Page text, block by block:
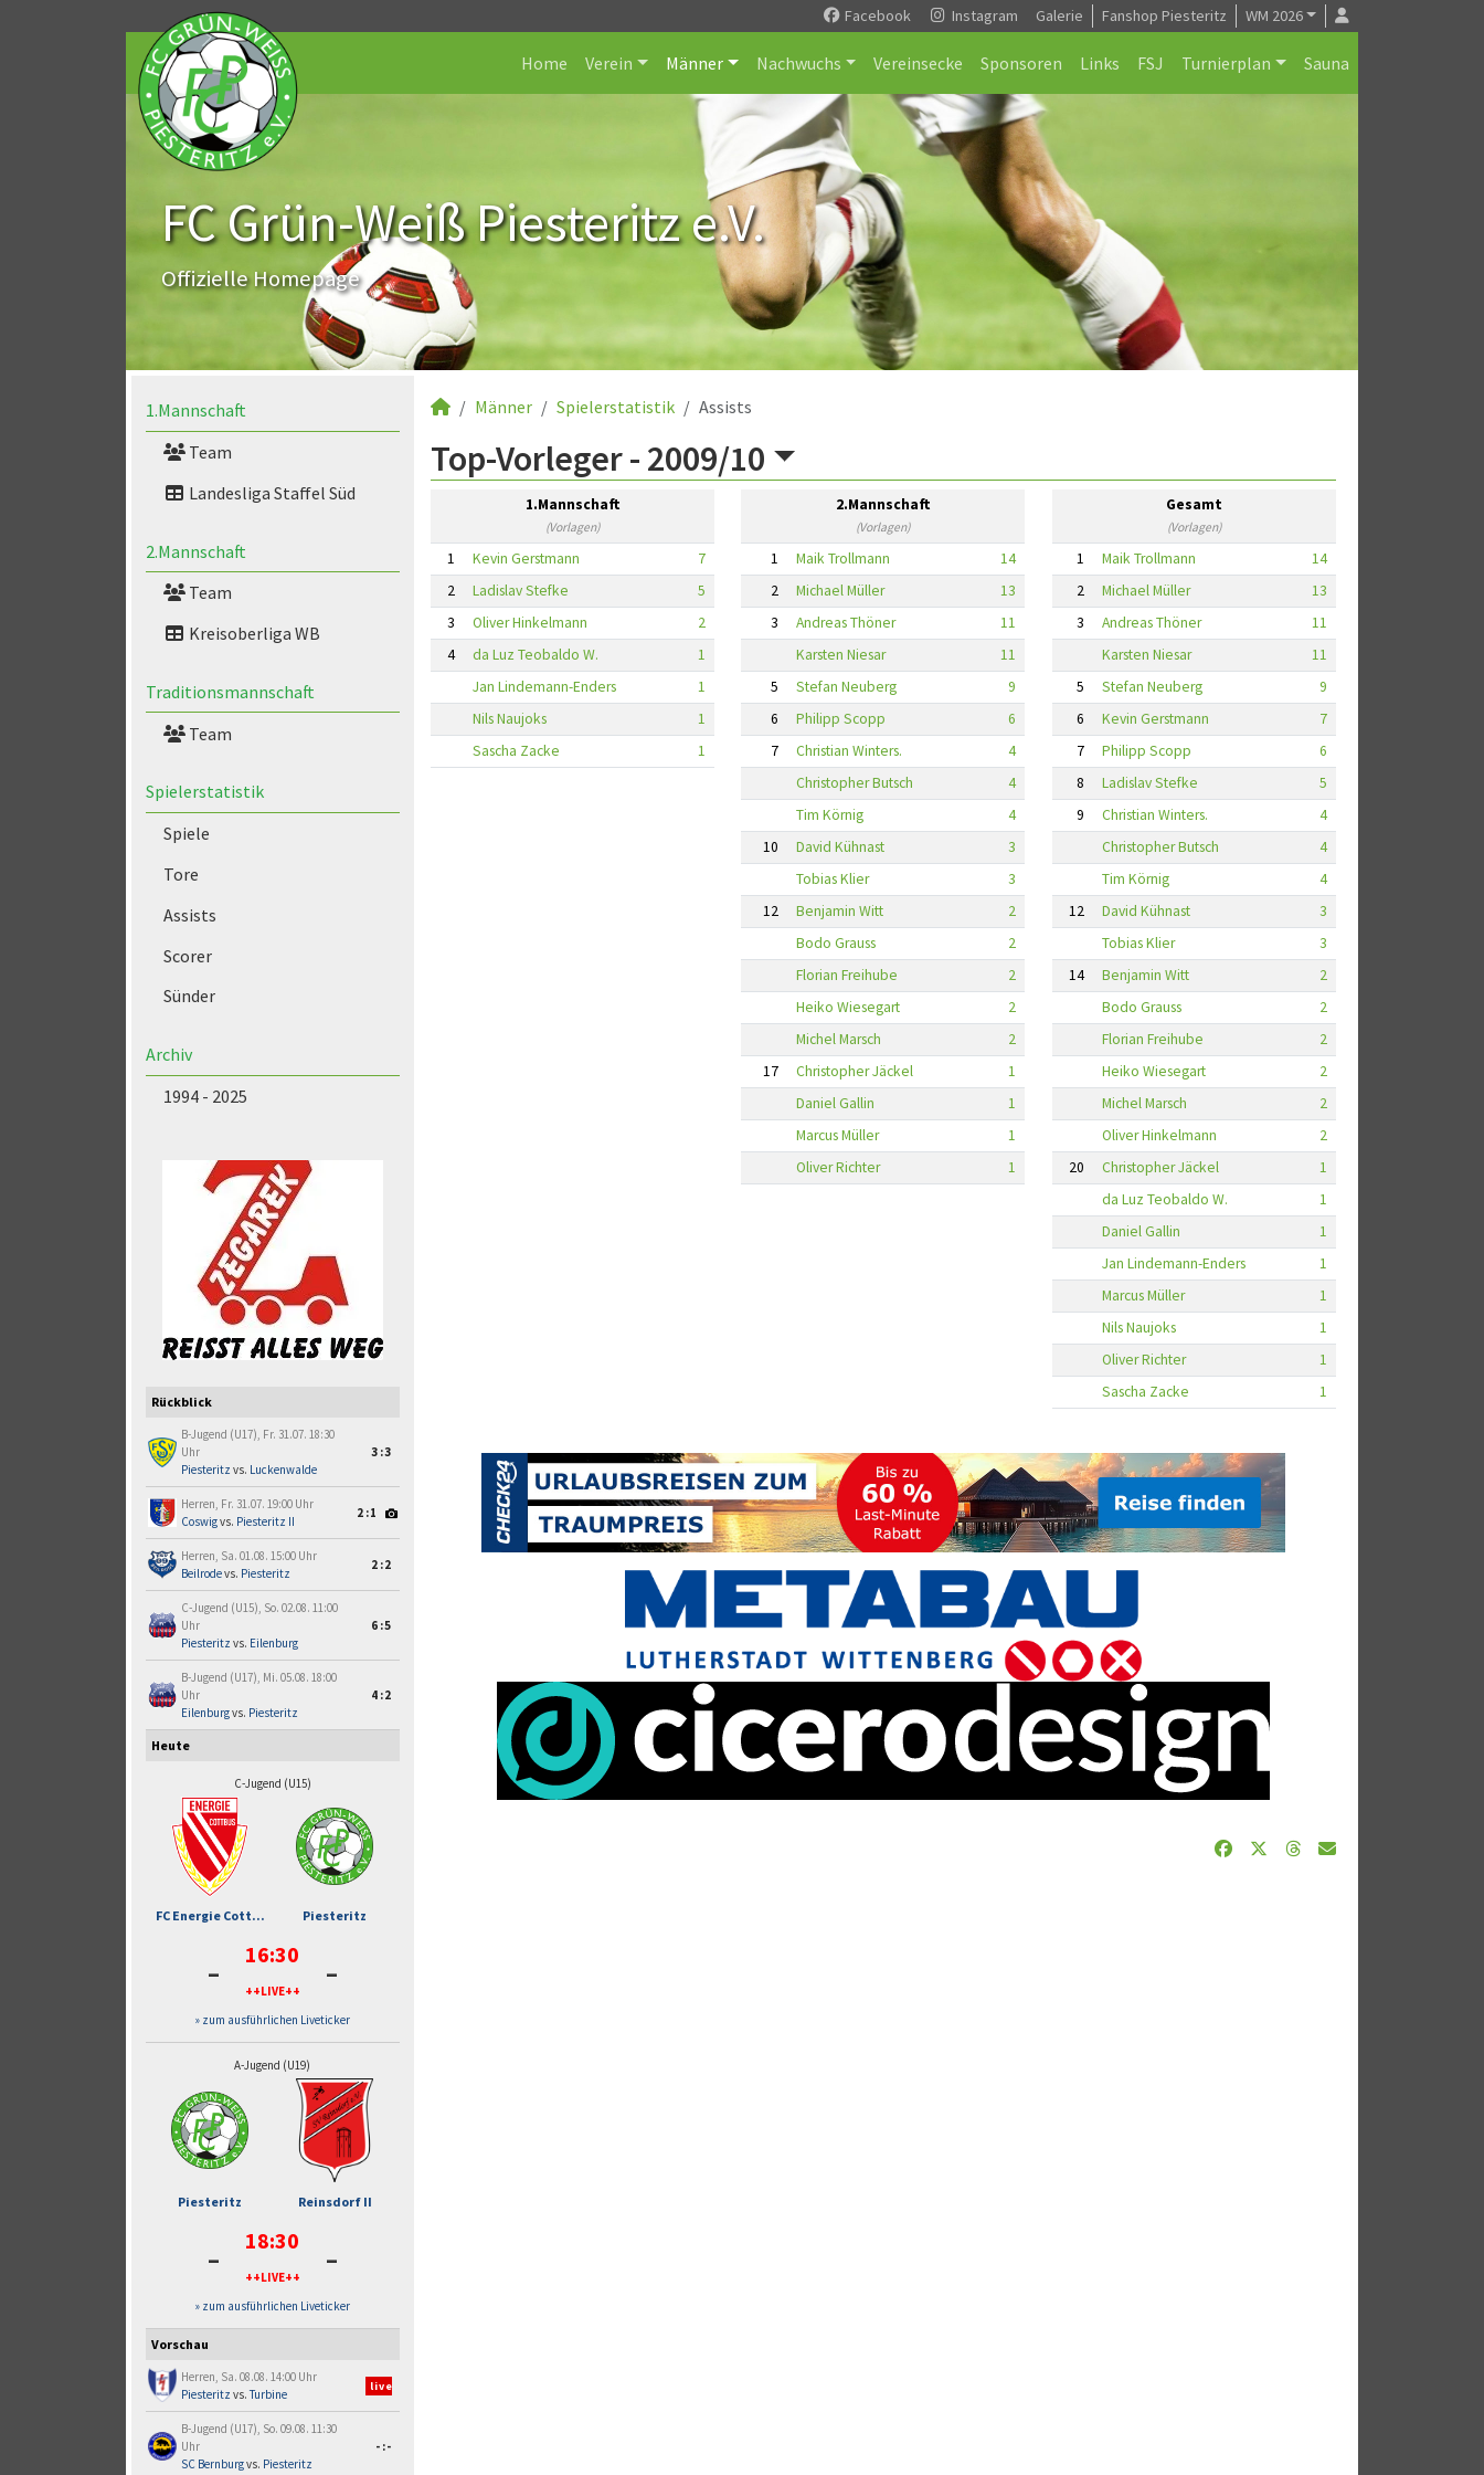
Facebook Instagram Galerie Fanshop Piesteritz WM 2026
Home Verein Männer Nachwuchs Vereinsecke Sponsoren Links FSJ Turnierplan Sauna
FC Grün-Weiß Piesteritz e.V.
Offizielle Homepage
1.Mannschaft
Team
Landesliga Staffel Süd
2.Mannschaft
Team
Kreisoberliga WB
Traditionsmannschaft
Team
Spielerstatistik
Spiele
Tore
Assists
Scorer
Sünder
Archiv
1994 - 2025
Rückblick
B-Jugend (U17), Fr. 31.07. 18:30
Uhr
Piesteritz vs. Luckenwalde
3:3
Herren, Fr. 31.07. 19:00 Uhr
Coswigvs. Piesteritz II
2:1
Herren, Sa. 01.08. 15:00 Uhr
Beilrodevs. Piesteritz
2:2
C-Jugend (U15), So. 02.08. 11:00
Uhr
Piesteritz vs. Eilenburg
6:5
B-Jugend (U17), Mi. 05.08. 18:00
Uhr
Eilenburgvs. Piesteritz
4:2
Heute
C-Jugend (U15)
FC Energie Cott... Piesteritz
- 16:30
++LIVE++ -
» zum ausführlichen Liveticker
A-Jugend (U19)
Piesteritz Reinsdorf II
- 18:30
++LIVE++ -
» zum ausführlichen Liveticker
Vorschau
Herren, Sa. 08.08. 14:00 Uhr
Piesteritz vs.Turbine
live
B-Jugend (U17), So. 09.08. 11:30
Uhr
SC Bernburgvs. Piesteritz
-:-
Männer Spielerstatistik Assists
Top-Vorleger - 2009/10
1.Mannschaft
(Vorlagen)
1 Kevin Gerstmann
7
2
Ladislav Stefke
5
3
Oliver Hinkelmann
2
4
da Luz Teobaldo W.
1
Jan Lindemann-Enders
1
Nils Naujoks
1
Sascha Zacke
1
2.Mannschaft
(Vorlagen)
1 Maik Trollmann
14
2
Michael Müller
13
3
Andreas Thöner
11
Karsten Niesar
11
5
Stefan Neuberg
9
6
Philipp Scopp
6
7
Christian Winters.
4
Christopher Butsch
4
Tim Körnig
4
10
David Kühnast
3
Tobias Klier
3
12
Benjamin Witt
2
Bodo Grauss
2
Florian Freihube
2
Heiko Wiesegart
2
Michel Marsch
2
17
Christopher Jäckel
1
Daniel Gallin
1
Marcus Müller
1
Oliver Richter
1
Gesamt
(Vorlagen)
1 Maik Trollmann
14
2
Michael Müller
13
3
Andreas Thöner
11
Karsten Niesar
11
5
Stefan Neuberg
9
6
Kevin Gerstmann
7
7
Philipp Scopp
6
8
Ladislav Stefke
5
9
Christian Winters.
4
Christopher Butsch
4
Tim Körnig
4
12
David Kühnast
3
Tobias Klier
3
14
Benjamin Witt
2
Bodo Grauss
2
Florian Freihube
2
Heiko Wiesegart
2
Michel Marsch
2
Oliver Hinkelmann
2
20
Christopher Jäckel
1
da Luz Teobaldo W.
1
Daniel Gallin
1
Jan Lindemann-Enders
1
Marcus Müller
1
Nils Naujoks
1
Oliver Richter
1
Sascha Zacke
1